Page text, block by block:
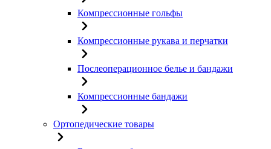
Компрессионные гольфы
Компрессионные рукава и перчатки
Послеоперационное белье и бандажи
Компрессионные бандажи
Ортопедические товары